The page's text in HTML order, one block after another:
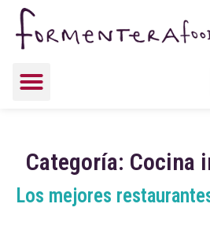
Categoría:
Categoría: Cocina
Los mejores